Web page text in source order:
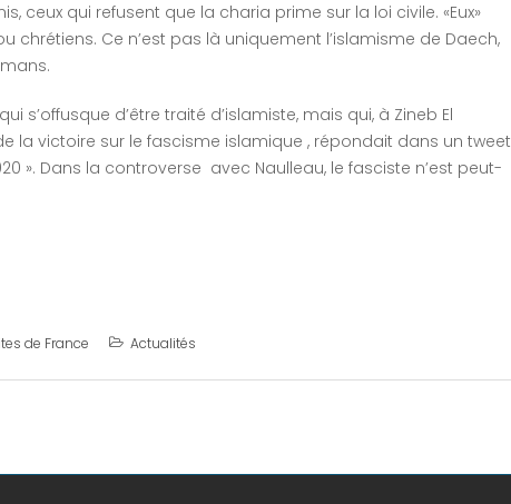
ceux qui refusent que la charia prime sur la loi civile. «Eux»
chrétiens. Ce n’est pas là uniquement l’islamisme de Daech,
s’offusque d’être traité d’islamiste, mais qui, à Zineb El
la victoire sur le fascisme islamique , répondait dans un tweet
». Dans la controverse avec Naulleau, le fasciste n’est peut-
de France Actualités